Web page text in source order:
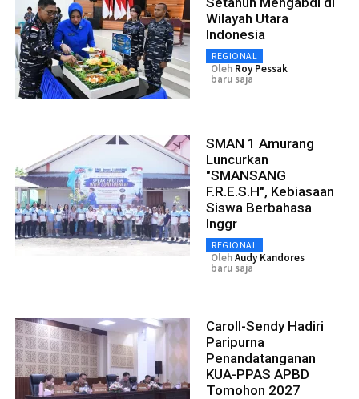
Wilayah Utara
Indonesia
REGIONAL
Oleh Roy Pessak
baru saja
SMAN 1 Amurang
Luncurkan
"SMANSANG
F.R.E.S.H", Kebiasaan
Siswa Berbahasa
Inggr
REGIONAL
OlehAudy Kandores
baru saja
Caroll-Sendy Hadiri
Paripurna
Penandatanganan
KUA-PPAS APBD
Tomohon 2027